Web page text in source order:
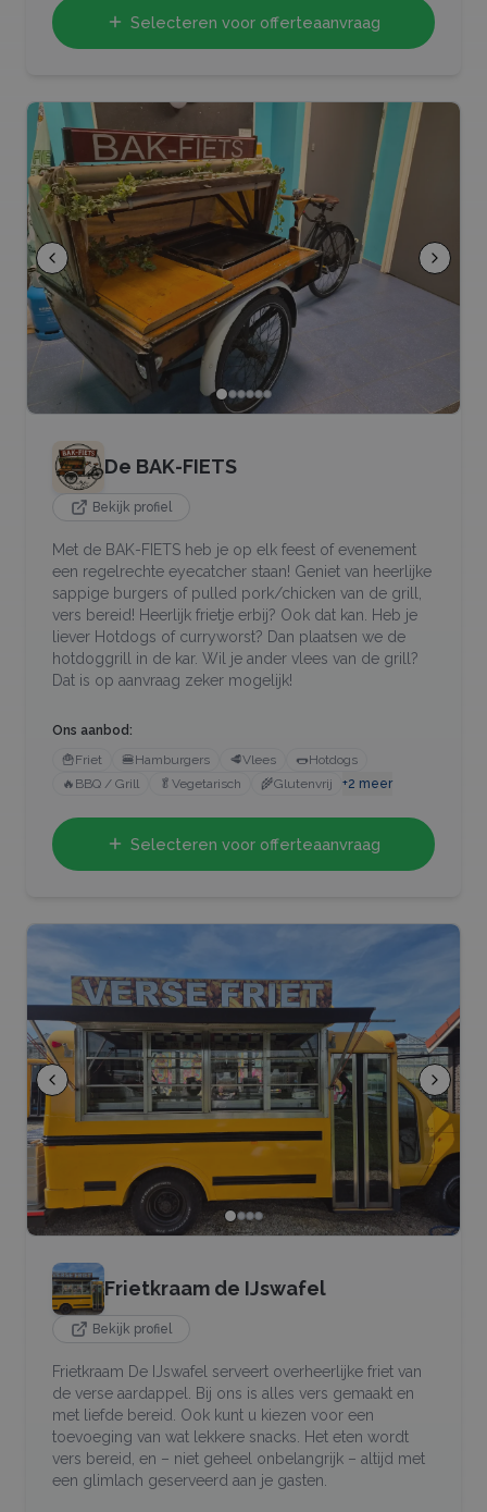
Selecteren voor offerteaanvraag
De BAK-FIETS
Bekijk profiel
Met de BAK-FIETS heb je op elk feest of evenement
een regelrechte eyecatcher staan! Geniet van heerlijke
sappige burgers of pulled pork/chicken van de grill,
vers bereid! Heerlijk frietje erbij? Ook dat kan. Heb je
liever Hotdogs of curryworst? Dan plaatsen we de
hotdoggrill in de kar. Wil je ander vlees van de grill?
Dat is op aanvraag zeker mogelijk!
Ons aanbod:
🍟Friet 🍔Hamburgers 🥩Vlees 🌭Hotdogs
🔥 BBQ / Grill 🥬 Vegetarisch 🌾Glutenvrij +2 meer
Selecteren voor offerteaanvraag
Frietkraam de IJswafel
Bekijk profiel
Frietkraam De IJswafel serveert overheerlijke friet van
de verse aardappel. Bij ons is alles vers gemaakt en
met liefde bereid. Ook kunt u kiezen voor een
toevoeging van wat lekkere snacks. Het eten wordt
vers bereid, en – niet geheel onbelangrijk – altijd met
een glimlach geserveerd aan je gasten.